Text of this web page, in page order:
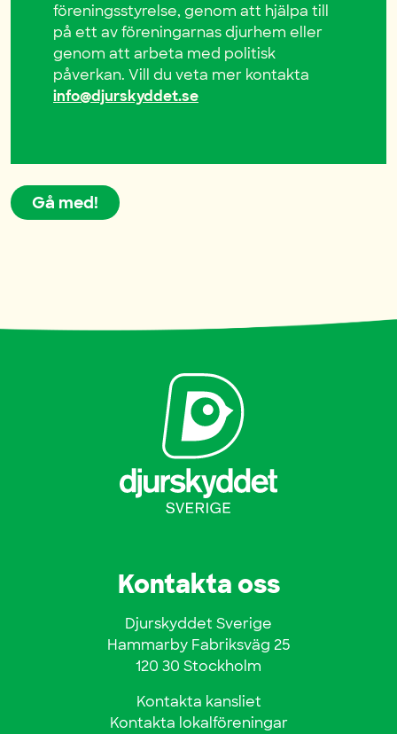
föreningsstyrelse, genom att hjälpa till
på ett av föreningarnas djurhem eller
genom att arbeta med politisk
påverkan. Vill du veta mer kontakta
info@djurskyddet.se
Gå med!
Kontakta oss
Djurskyddet Sverige
Hammarby Fabriksväg 25
120 30 Stockholm
Kontakta kansliet
Kontakta lokalföreningar